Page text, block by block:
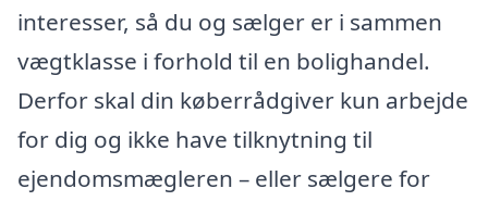
interesser, så du og sælger er i sammen
vægtklasse i forhold til en bolighandel.
Derfor skal din køberrådgiver kun arbejde
for dig og ikke have tilknytning til
ejendomsmægleren – eller sælgere for